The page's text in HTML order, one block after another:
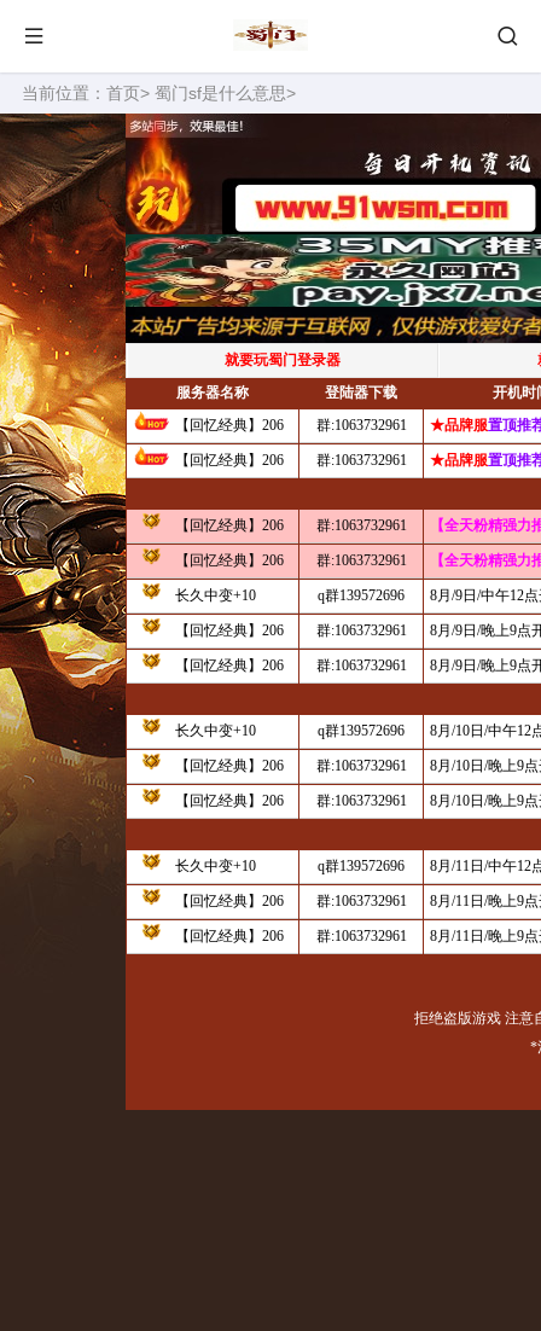
当前位置： 首页> 蜀门sf是什么意思>